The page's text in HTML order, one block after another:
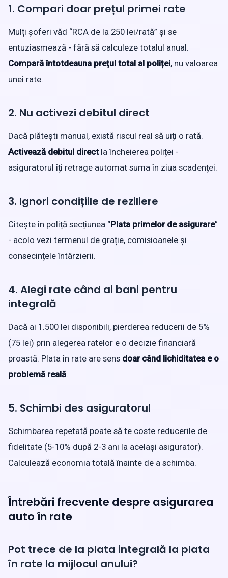
1. Compari doar prețul primei rate
Mulți șoferi văd “RCA de la 250 lei/rată” și se
entuziasmează - fără să calculeze totalul anual.
Compară întotdeauna prețul total al poliței, nu valoarea
unei rate.
2. Nu activezi debitul direct
Dacă plătești manual, există riscul real să uiți o rată.
Activează debitul directla încheierea poliței -
asiguratorul îți retrage automat suma în ziua scadenței.
3. Ignori condițiile de reziliere
Citește în poliță secțiunea “Plata primelor de asigurare”
- acolo vezi termenul de grație, comisioanele și
consecințele întârzierii.
4. Alegi rate când ai bani pentru
integrală
Dacă ai 1.500 lei disponibili, pierderea reducerii de 5%
(75 lei) prin alegerea ratelor e o decizie financiară
proastă. Plata în rate are sens doar când lichiditatea e o
problemă reală.
5. Schimbi des asiguratorul
Schimbarea repetată poate să te coste reducerile de
fidelitate (5-10% după 2-3 ani la același asigurator).
Calculează economia totală înainte de a schimba.
Întrebări frecvente despre asigurarea
auto în rate
Pot trece de la plata integrală la plata
în rate la mijlocul anului?